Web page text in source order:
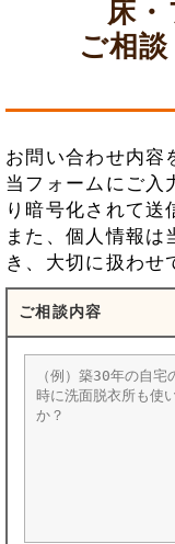
床
ご相
お問い合わせ内容
当フォームにご入
り暗号化されて送
また、個人情報は
き、大切に扱わせ
ご相談内容